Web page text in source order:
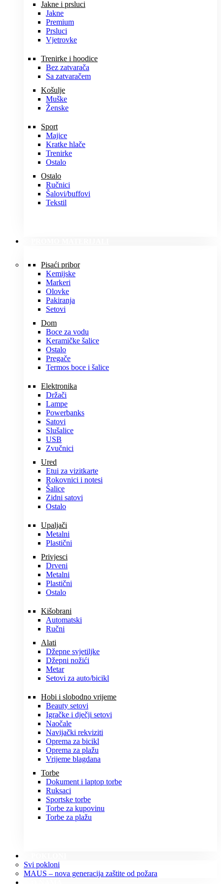
Jakne i prsluci
Jakne
Premium
Prsluci
Vjetrovke
Trenirke i hoodice
Bez zatvarača
Sa zatvaračem
Košulje
Muške
Ženske
Sport
Majice
Kratke hlače
Trenirke
Ostalo
Ostalo
Ručnici
Šalovi/buffovi
Tekstil
Pisaći pribor
Kemijske
Markeri
Olovke
Pakiranja
Setovi
Dom
Boce za vodu
Keramičke šalice
Ostalo
Pregače
Termos boce i šalice
Elektronika
Držači
Lampe
Powerbanks
Satovi
Slušalice
USB
Zvučnici
Ured
Etui za vizitkarte
Rokovnici i notesi
Šalice
Zidni satovi
Ostalo
Upaljači
Metalni
Plastični
Privjesci
Drveni
Metalni
Plastični
Ostalo
Kišobrani
Automatski
Ručni
Alati
Džepne svjetiljke
Džepni nožići
Metar
Setovi za auto/bicikl
Hobi i slobodno vrijeme
Beauty setovi
Igračke i dječji setovi
Naočale
Navijački rekviziti
Oprema za bicikl
Oprema za plažu
Vrijeme blagdana
Torbe
Dokument i laptop torbe
Ruksaci
Sportske torbe
Torbe za kupovinu
Torbe za plažu
Svi pokloni
MAUS – nova generacija zaštite od požara